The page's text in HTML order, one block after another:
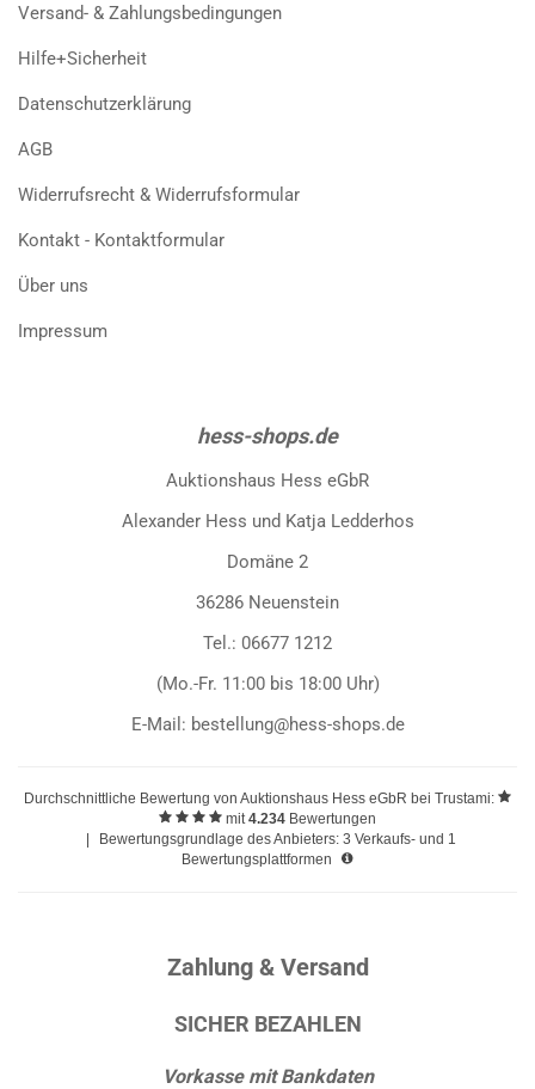
Versand- & Zahlungsbedingungen
Hilfe+Sicherheit
Datenschutzerklärung
AGB
Widerrufsrecht & Widerrufsformular
Kontakt - Kontaktformular
Über uns
Impressum
hess-shops.de
Auktionshaus Hess eGbR
Alexander Hess und Katja Ledderhos
Domäne 2
36286 Neuenstein
Tel.: 06677 1212
(Mo.-Fr. 11:00 bis 18:00 Uhr)
E-Mail: bestellung@hess-shops.de
Durchschnittliche Bewertung von Auktionshaus Hess eGbR bei Trustami:
mit 4.234 Bewertungen
|
Bewertungsgrundlage des Anbieters: 3 Verkaufs- und 1
Bewertungsplattformen
Zahlung & Versand
SICHER BEZAHLEN
Vorkasse mit Bankdaten